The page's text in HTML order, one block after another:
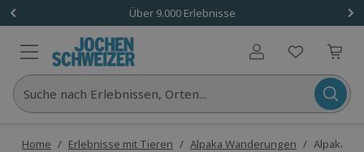
Über 9.000 Erlebnisse
Benutzerkonto
Suche nach Erlebnissen, Orten...
Home / Erlebnisse mit Tieren / Alpaka Wanderungen / Alpaka